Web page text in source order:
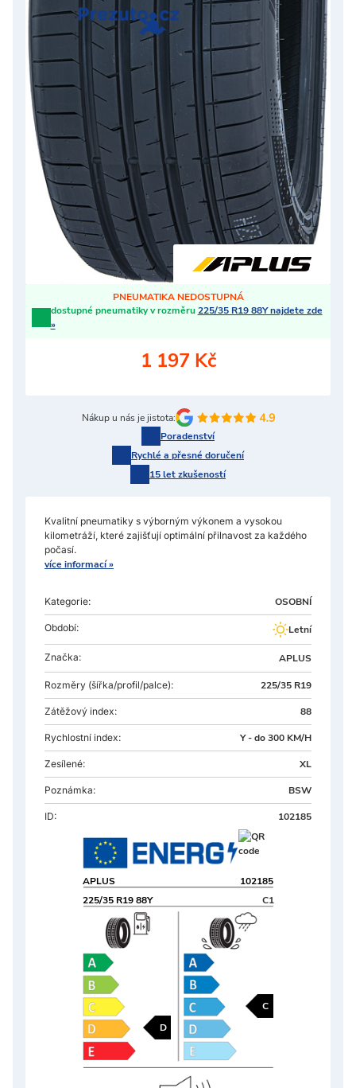
PNEUMATIKA NEDOSTUPNÁ
dostupné pneumatiky v rozměru225/35 R19 88Y najdete zde
»
1 197 Kč
Nákup u nás je jistota:
Poradenství
Rychlé a přesné doručení
15 let zkušeností
Kvalitní pneumatiky s výborným výkonem a vysokou
kilometráží, které zajišťují optimální přilnavost za každého
počasí.
více informací »
Kategorie: OSOBNÍ
Období: Letní
Značka: APLUS
Rozměry (šířka/profil/palce): 225/35 R19
Zátěžový index: 88
Rychlostní index: Y - do 300 KM/H
Zesílené: XL
Poznámka: BSW
ID: 102185
225/35 R19 88Y
APLUS 102185
D
C
C1